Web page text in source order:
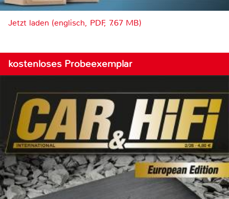
Jetzt laden (englisch, PDF, 7.67 MB)
kostenloses Probeexemplar